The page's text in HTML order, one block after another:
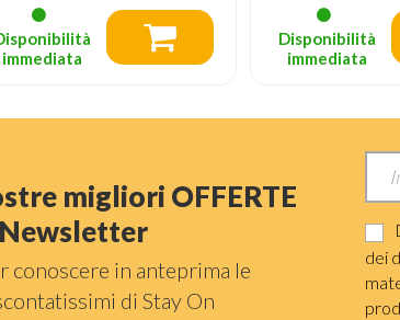
immediata
Disponibilità
immediata
migliori OFFERTE
conoscere in anteprima le
di Stay On
dei